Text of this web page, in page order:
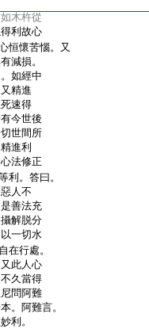
木杵從
利故心
恒懷苦惱。又
減損。
如經中
精進
速得
今世後
世間所
進利
法修正
利。答曰。
人不
善法充
解脱分
一切水
在行處。
此人心
久當得
問阿難
。阿難言。
利。